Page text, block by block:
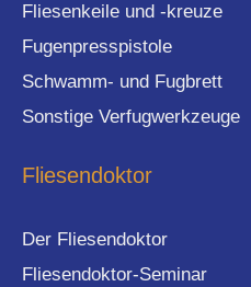
Fliesenkeile und -kreuze
Fugenpresspistole
Schwamm- und Fugbrett
Sonstige Verfugwerkzeuge
Fliesendoktor
Der Fliesendoktor
Fliesendoktor-Seminar